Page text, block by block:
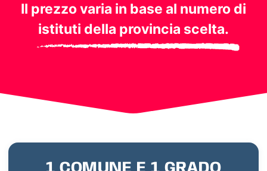
Il prezzo varia in base al numero di
istituti della provincia scelta.